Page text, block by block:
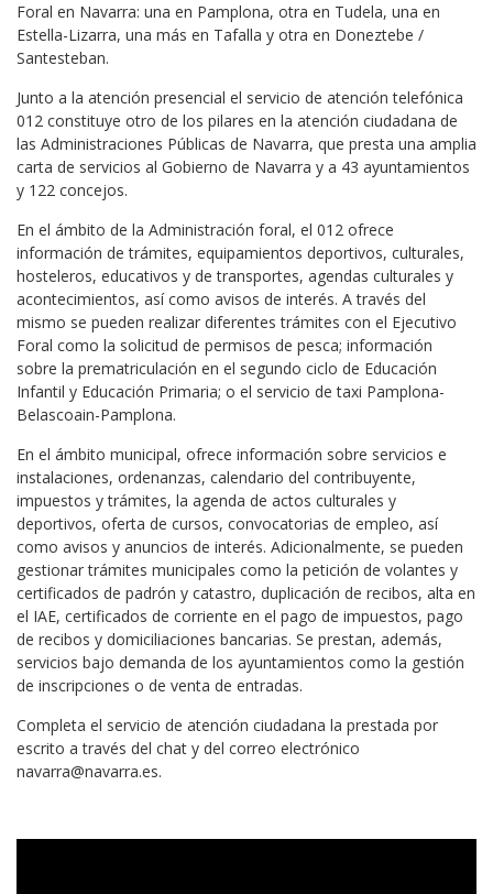
Foral en Navarra: una en Pamplona, otra en Tudela, una en
Estella-Lizarra, una más en Tafalla y otra en Doneztebe /
Santesteban.
Junto a la atención presencial el servicio de atención telefónica
012 constituye otro de los pilares en la atención ciudadana de
las Administraciones Públicas de Navarra, que presta una amplia
carta de servicios al Gobierno de Navarra y a 43 ayuntamientos
y 122 concejos.
En el ámbito de la Administración foral, el 012 ofrece
información de trámites, equipamientos deportivos, culturales,
hosteleros, educativos y de transportes, agendas culturales y
acontecimientos, así como avisos de interés. A través del
mismo se pueden realizar diferentes trámites con el Ejecutivo
Foral como la solicitud de permisos de pesca; información
sobre la prematriculación en el segundo ciclo de Educación
Infantil y Educación Primaria; o el servicio de taxi Pamplona-
Belascoain-Pamplona.
En el ámbito municipal, ofrece información sobre servicios e
instalaciones, ordenanzas, calendario del contribuyente,
impuestos y trámites, la agenda de actos culturales y
deportivos, oferta de cursos, convocatorias de empleo, así
como avisos y anuncios de interés. Adicionalmente, se pueden
gestionar trámites municipales como la petición de volantes y
certificados de padrón y catastro, duplicación de recibos, alta en
el IAE, certificados de corriente en el pago de impuestos, pago
de recibos y domiciliaciones bancarias. Se prestan, además,
servicios bajo demanda de los ayuntamientos como la gestión
de inscripciones o de venta de entradas.
Completa el servicio de atención ciudadana la prestada por
escrito a través del chat y del correo electrónico
navarra@navarra.es.